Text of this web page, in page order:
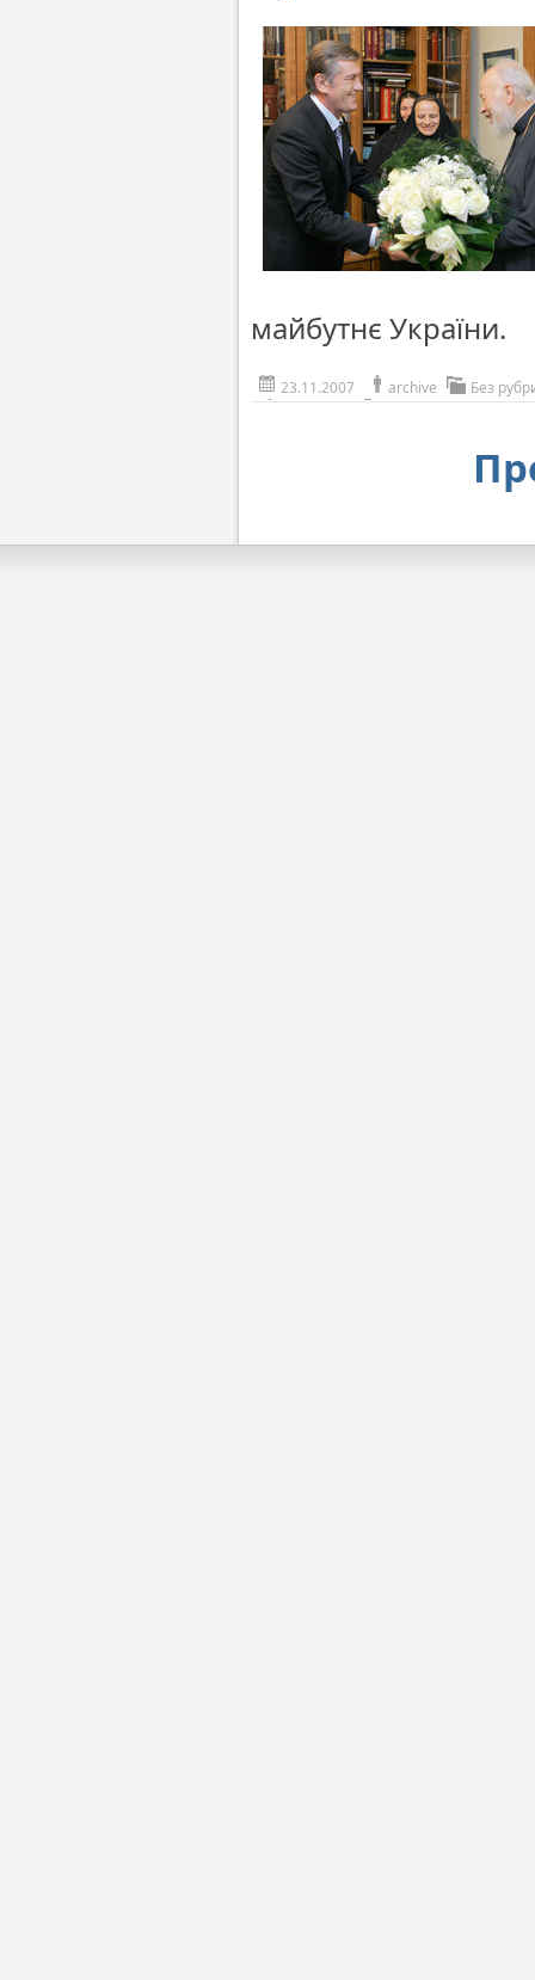
майбутнє України.
23.11.2007 archive Без